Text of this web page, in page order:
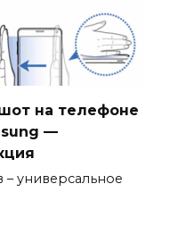
на телефоне
—
универсальное